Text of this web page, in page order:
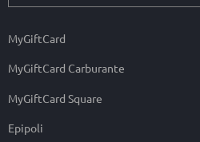
MyGiftCard
MyGiftCard Carburante
MyGiftCard Square
Epipoli